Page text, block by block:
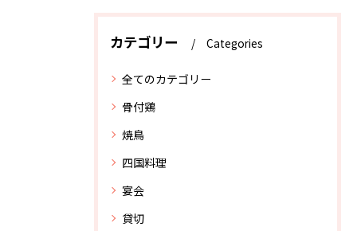
カテゴリー Categories
全てのカテゴリー
骨付鶏
焼鳥
四国料理
宴会
貸切